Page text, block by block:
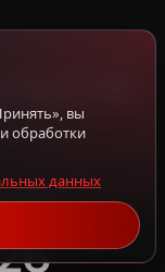
вы
обработки
данных